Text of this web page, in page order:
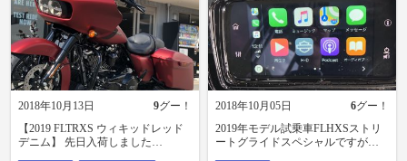
2018年10月13日 9グー！
【2019 FLTRXS ウィキッドレッド
デニム】 先日入荷しました
2018年10月05日 6グー！
2019年モデル試乗車FLHXSストリ
ートグライドスペシャルですが、